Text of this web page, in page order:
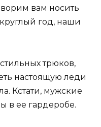
вам носить
год, наши
трюков,
настоящую леди
Кстати, мужские
в ее гардеробе.